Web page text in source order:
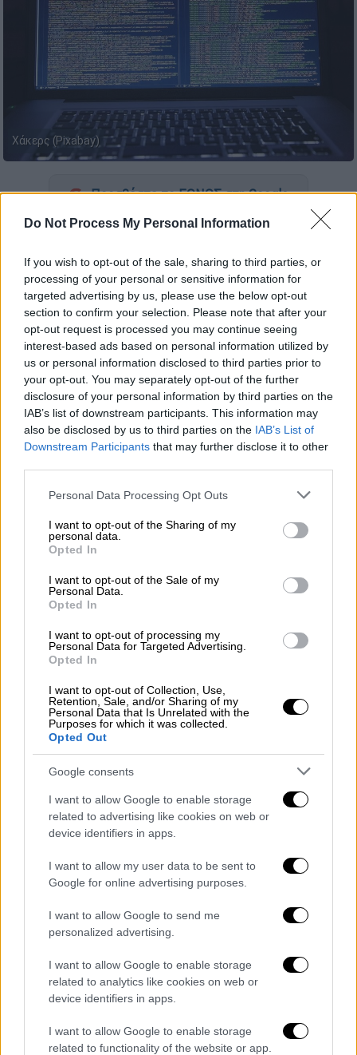
Do Not Process My Personal Information
If you wish to opt-out of the sale, sharing to third parties, or
processing of your personal or sensitive information for
targeted advertising by us, please use the below opt-out
section to confirm your selection. Please note that after your
opt-out request is processed you may continue seeing
interest-based ads based on personal information utilized by
us or personal information disclosed to third parties prior to
your opt-out. You may separately opt-out of the further
disclosure of your personal information by third parties on the
IAB’s list of downstream participants. This information may
also be disclosed by us to third parties on the IAB’s List of
Downstream Participants that may further disclose it to other
Please note that this website/app uses one or more Google
not limited to your visit or usage behaviour. You may click to
grant or deny consent to Google and its third-party tags to
use your data for below specified purposes in below Google
consent section.
Personal Data Processing Opt Outs
I want to opt-out of the Sharing of my
personal data.
Opted In
I want to opt-out of the Sale of my
Personal Data.
Opted In
I want to opt-out of processing my
Personal Data for Targeted Advertising.
Opted In
I want to opt-out of Collection, Use,
Retention, Sale, and/or Sharing of my
Personal Data that Is Unrelated with the
Purposes for which it was collected.
Opted Out
Google consents
I want to allow Google to enable storage
related to advertising like cookies on web or
device identifiers in apps.
I want to allow my user data to be sent to
Google for online advertising purposes.
I want to allow Google to send me
personalized advertising.
I want to allow Google to enable storage
related to analytics like cookies on web or
device identifiers in apps.
I want to allow Google to enable storage
related to functionality of the website or app.
Χάκερς (Pixabay)
Προσθέστε το ΕΘΝΟΣ στη Google
από τοΖεφύρικαι τηνΑγία Βαρβάρα, καθώς
έχονταςοργανωμένο σχέδιοκατάφεραν να
αποσπάσουν από τα θύματά τους σεΑττική
και περιφέρεια περί τα2 εκατομμύρια ευρώ
Σύμφωνα με τοMega , οιαρχηγοί της
σπείραςσυνέλλεγαν ταπροσωπικά
δεδομένατων πολιτών από αγγελίες, από
ανοιχτές πηγές διαδικτύου, επικοινωνούσαν
πολλές φορές με τα θύματα και
επικαλούνταν ότι ήταν από τη Διαύγεια ή
Οι απατεώνες κατάφεραν να εξαπατήσουν
μεγάλους επιχειρηματίες,λογιστές μεγάλων
εταιρειών, υπεύθυνους νυχτερινών κέντρων
διασκέδασης, έναν μητροπολίτη και μοναχές
κύκλωμαεξαρθρώθηκε από την
Ασφάλεια
της Κατερίνης, έπειτα από έρευνα της
ΟΛΕΣ ΟΙ ΕΙΔΗΣΕΙΣ
Ενόχληση στον ΣΥΡΙΖΑ για τον
Γεωργούλη: Δεν είχε ενημερώσει για την
καταγγελία - Στενή συνεργάτης του
Ανδρουλάκη η καταγγέλλουσα
Θρίλερ με τους Έλληνες τραυματίες στο
Σουδάν: «Δεν έχουν χειρουργηθεί και
περιμένουν γιατρό» - Τανκς ανοίξουν